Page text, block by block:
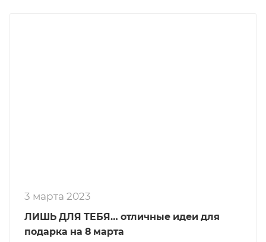
3 марта 2023
ЛИШЬ ДЛЯ ТЕБЯ… отличные идеи для
подарка на 8 марта